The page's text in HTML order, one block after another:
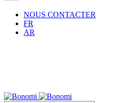
NOUS CONTACTER
FR
AR